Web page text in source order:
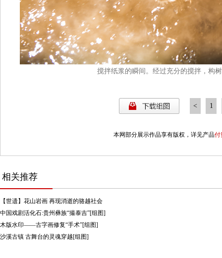
搅拌纸浆的瞬间。经过充分的搅拌，构
< 1
14 15
本网部分展示作品享有版权，详见产品付
相关推荐
【世遗】花山岩画 再现消逝的骆越社会
中国戏剧活化石:贵州彝族“撮泰吉”[组图]
木版水印——古字画修复“手术”[组图]
沙溪古镇 古舞台的灵魂穿越[组图]